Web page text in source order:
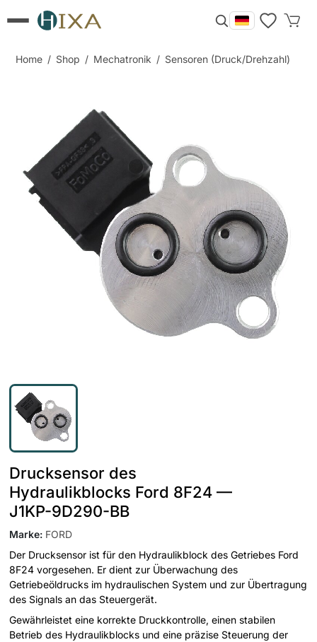
Home / Shop / Mechatronik / Sensoren (Druck/Drehzahl)
Drucksensor des
Hydraulikblocks Ford 8F24 —
J1KP-9D290-BB
Marke: FORD
Der Drucksensor ist für den Hydraulikblock des Getriebes Ford
8F24 vorgesehen. Er dient zur Überwachung des
Getriebeöldrucks im hydraulischen System und zur Übertragung
des Signals an das Steuergerät.
Gewährleistet eine korrekte Druckkontrolle, einen stabilen
Betrieb des Hydraulikblocks und eine präzise Steuerung der